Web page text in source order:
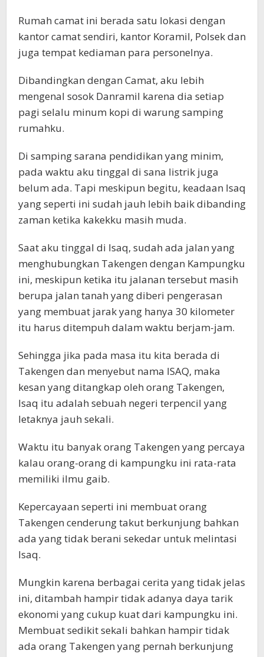
Rumah camat ini berada satu lokasi dengan
kantor camat sendiri, kantor Koramil, Polsek dan
juga tempat kediaman para personelnya.
Dibandingkan dengan Camat, aku lebih
mengenal sosok Danramil karena dia setiap
pagi selalu minum kopi di warung samping
rumahku.
Di samping sarana pendidikan yang minim,
pada waktu aku tinggal di sana listrik juga
belum ada. Tapi meskipun begitu, keadaan Isaq
yang seperti ini sudah jauh lebih baik dibanding
zaman ketika kakekku masih muda.
Saat aku tinggal di Isaq, sudah ada jalan yang
menghubungkan Takengen dengan Kampungku
ini, meskipun ketika itu jalanan tersebut masih
berupa jalan tanah yang diberi pengerasan
yang membuat jarak yang hanya 30 kilometer
itu harus ditempuh dalam waktu berjam-jam.
Sehingga jika pada masa itu kita berada di
Takengen dan menyebut nama ISAQ, maka
kesan yang ditangkap oleh orang Takengen,
Isaq itu adalah sebuah negeri terpencil yang
letaknya jauh sekali.
Waktu itu banyak orang Takengen yang percaya
kalau orang-orang di kampungku ini rata-rata
memiliki ilmu gaib.
Kepercayaan seperti ini membuat orang
Takengen cenderung takut berkunjung bahkan
ada yang tidak berani sekedar untuk melintasi
Isaq.
Mungkin karena berbagai cerita yang tidak jelas
ini, ditambah hampir tidak adanya daya tarik
ekonomi yang cukup kuat dari kampungku ini.
Membuat sedikit sekali bahkan hampir tidak
ada orang Takengen yang pernah berkunjung